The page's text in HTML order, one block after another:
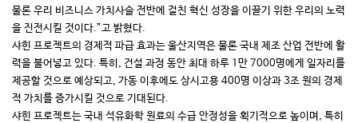
물론 우리 비즈니스 가치사슬 전반에 걸친 혁신 성장을 이끌기 위한 우리의 노력
을 진전시킬 것이다.”고 밝혔다.
샤힌 프로젝트의 경제적 파급 효과는 울산지역은 물론 국내 제조 산업 전반에 활
력을 불어넣고 있다. 특히, 건설 과정 동안 최대 하루 1만 7000명에게 일자리를
제공할 것으로 예상되고, 가동 이후에도 상시고용 400명 이상과 3조 원의 경제
적 가치를 증가시킬 것으로 기대된다.
샤힌 프로젝트는 국내 석유화학 원료의 수급 안정성을 획기적으로 높이며, 특히